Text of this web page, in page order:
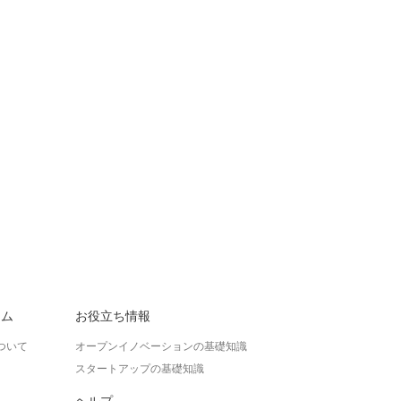
いて
お役立ち情報
オープンイノベーションの基礎知識
スタートアップの基礎知識